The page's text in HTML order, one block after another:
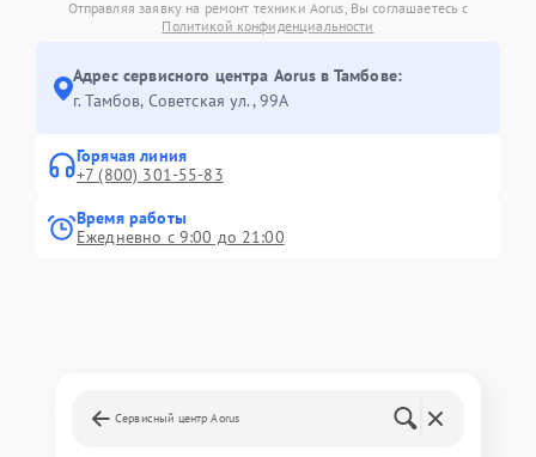
Отправляя заявку на ремонт техники Aorus, Вы соглашаетесь с
Политикой конфиденциальности
Адрес сервисного центра Aorus в Тамбове:
г. Тамбов, Советская ул., 99А
Горячая линия
+7 (800) 301-55-83
Время работы
Ежедневно с 9:00 до 21:00
Сервисный центр Aorus